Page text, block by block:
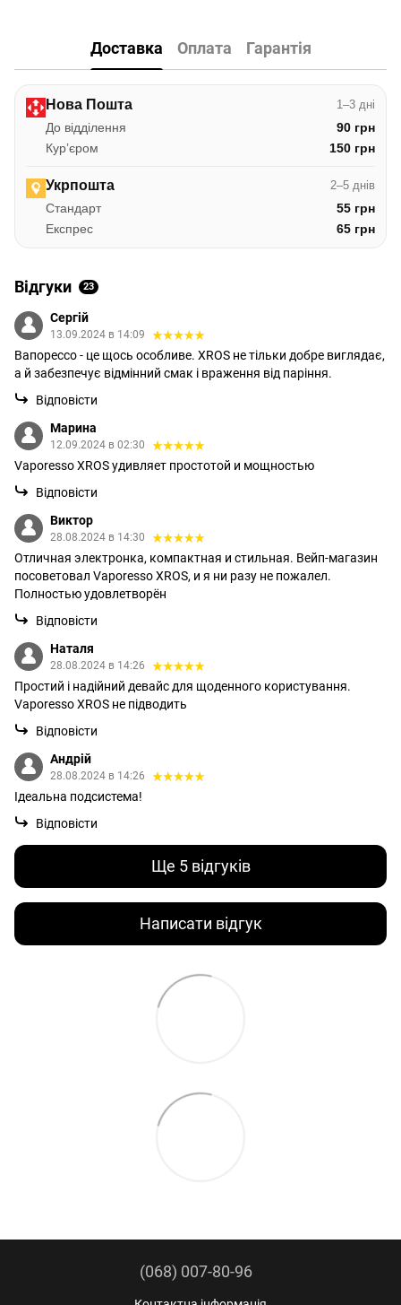
Доставка Оплата Гарантія
Нова Пошта 1–3 дні
До відділення
90 грн
Курʼєром
150 грн
Укрпошта 2–5 днів
Стандарт
55 грн
Експрес
65 грн
Відгуки 23
Сергій
13.09.2024 в 14:09
Вапорессо - це щось особливе. XROS не тільки добре виглядає,
а й забезпечує відмінний смак і враження від паріння.
Відповісти
Марина
12.09.2024 в 02:30
Vaporesso XROS удивляет простотой и мощностью
Відповісти
Виктор
28.08.2024 в 14:30
Отличная электронка, компактная и стильная. Вейп-магазин
посоветовал Vaporesso XROS, и я ни разу не пожалел.
Полностью удовлетворён
Відповісти
Наталя
28.08.2024 в 14:26
Простий і надійний девайс для щоденного користування.
Vaporesso XROS не підводить
Відповісти
Андрій
28.08.2024 в 14:26
Ідеальна подсистема!
Відповісти
Ще 5 відгуків
Написати відгук
(068) 007-80-96